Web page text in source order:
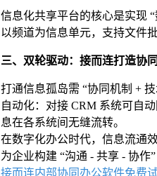
信息化共享平台的核心是实现
以频道为信息单元，支持文件
三、双轮驱动： 接而连打造协
打通信息孤岛需 “协同机制 +
自动化：对接 CRM 系统可自
息在各系统间无缝流转。
在数字化办公时代，信息流通
为企业构建 “沟通 - 共享 - 协作
接而连内部协同办公软件免费